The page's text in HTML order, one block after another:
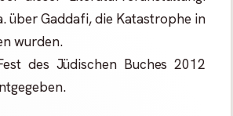
über Gaddafi, die Katastrophe in
wurden.
des Jüdischen Buches 2012